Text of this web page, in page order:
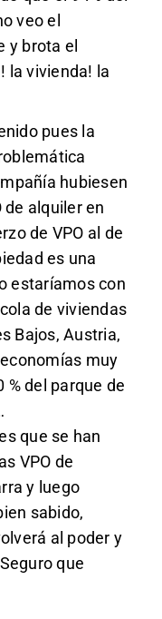
veo el
y brota el
la vivienda! la
pues la
hubiesen
alquiler en
de VPO al de
es una
estaríamos con
de viviendas
Bajos, Austria,
muy
del parque de
que se han
VPO de
y luego
sabido,
al poder y
que